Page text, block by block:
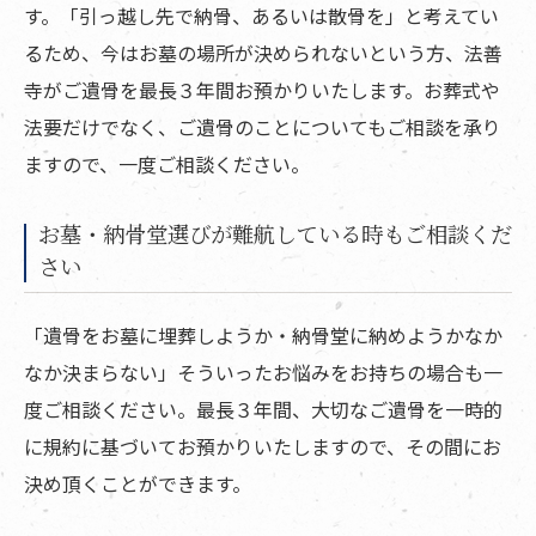
す。「引っ越し先で納骨、あるいは散骨を」と考えてい
るため、今はお墓の場所が決められないという方、法善
寺がご遺骨を最長３年間お預かりいたします。お葬式や
法要だけでなく、ご遺骨のことについてもご相談を承り
ますので、一度ご相談ください。
お墓・納骨堂選びが難航している時もご相談くだ
さい
「遺骨をお墓に埋葬しようか・納骨堂に納めようかなか
なか決まらない」そういったお悩みをお持ちの場合も一
度ご相談ください。最長３年間、大切なご遺骨を一時的
に規約に基づいてお預かりいたしますので、その間にお
決め頂くことができます。